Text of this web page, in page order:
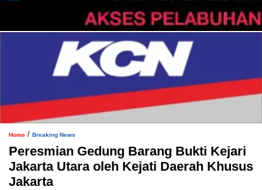
Home / Breaking News
Peresmian Gedung Barang Bukti Kejari
Jakarta Utara oleh Kejati Daerah Khusus
Jakarta